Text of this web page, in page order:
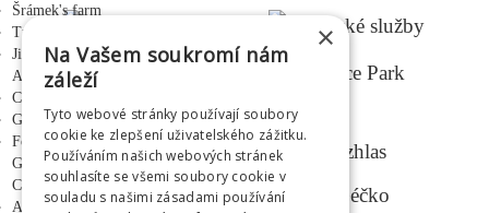
Šrámek's farm
Tribunes and stages
Jiráskovy sady - gazebo
About us
Company info
GDPR
For the media
Gallery
Contacts
Adalbertinum
MEDIAL PARTNERS
×
Na Vašem soukromí nám
záleží
Tyto webové stránky používají soubory
cookie ke zlepšení uživatelského zážitku.
Používáním našich webových stránek
souhlasíte se všemi soubory cookie v
souladu s našimi zásadami používání